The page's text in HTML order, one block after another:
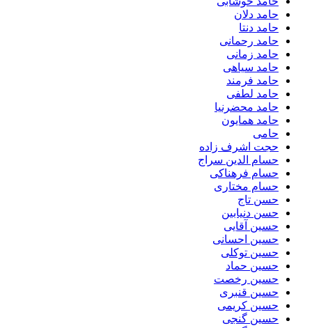
حامد دلان
حامد دنتا
حامد رحمانی
حامد زمانی
حامد سیاهی
حامد فرمند
حامد لطفی
حامد محضرنیا
حامد همایون
حامی
حجت اشرف زاده
حسام الدین سراج
حسام فرهناکی
حسام مختاری
حسن تاج
حسن دنیابین
حسین آقایی
حسین احسانی
حسین توکلی
حسین حماد
حسین رخصت
حسین قنبری
حسین کریمی
حسین گنجی